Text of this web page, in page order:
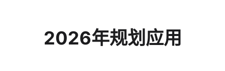
2026年规划应用